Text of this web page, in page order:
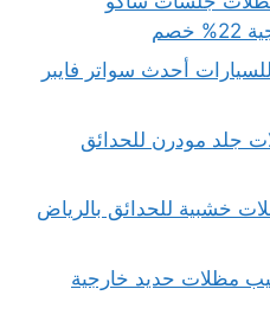
أحدث سواتر فايبر
جلد مودرن للحدائق
خشبية للحدائق بالرياض
مظلات حديد خارجية